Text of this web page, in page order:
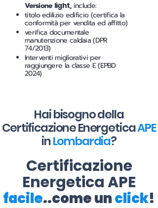
Versione light,include:
titolo edilizio edificio (certifica la
conformità per vendita ed affitto)
verifica documentale
manutenzione caldaia (DPR
74/2013)
Interventi migliorativi per
raggiungere la classe E (EPBD
2024)
Hai bisogno della
Certificazione EnergeticaAPE
inLombardia?
Certificazione
Energetica APE
facile..come unclick!